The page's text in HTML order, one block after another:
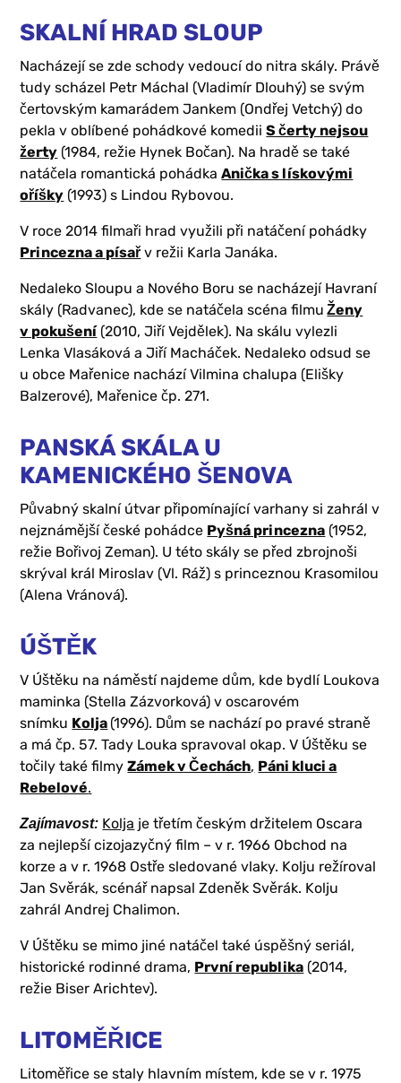
SKALNÍ HRAD SLOUP
Nacházejí se zde schody vedoucí do nitra skály. Právě
tudy scházel Petr Máchal (Vladimír Dlouhý) se svým
čertovským kamarádem Jankem (Ondřej Vetchý) do
pekla v oblíbené pohádkové komediiS čerty nejsou
žerty (1984, režie Hynek Bočan). Na hradě se také
natáčela romantická pohádkaAnička s lískovými
oříšky (1993) s Lindou Rybovou.
V roce 2014 filmaři hrad využili při natáčení pohádky
Princezna a písař v režii Karla Janáka.
Nedaleko Sloupu a Nového Boru se nacházejí Havraní
skály (Radvanec), kde se natáčela scéna filmu Ženy
v pokušení(2010, Jiří Vejdělek). Na skálu vylezli
Lenka Vlasáková a Jiří Macháček. Nedaleko odsud se
u obce Mařenice nachází Vilmina chalupa (Elišky
Balzerové), Mařenice čp. 271.
PANSKÁ SKÁLA U
KAMENICKÉHO ŠENOVA
Půvabný skalní útvar připomínající varhany si zahrál v
nejznámější české pohádce Pyšná princezna (1952,
režie Bořivoj Zeman). U této skály se před zbrojnoši
skrýval král Miroslav (Vl. Ráž) s princeznou Krasomilou
(Alena Vránová).
ÚŠTĚK
V Úštěku na náměstí najdeme dům, kde bydlí Loukova
maminka (Stella Zázvorková) v oscarovém
snímku Kolja (1996). Dům se nachází po pravé straně
a má čp. 57. Tady Louka spravoval okap. V Úštěku se
točily také filmyZámek v Čechách, Páni kluci a
Rebelové.
Zajímavost: Kolja je třetím českým držitelem Oscara
za nejlepší cizojazyčný film – v r. 1966 Obchod na
korze a v r. 1968 Ostře sledované vlaky. Kolju režíroval
Jan Svěrák, scénář napsal Zdeněk Svěrák. Kolju
zahrál Andrej Chalimon.
V Úštěku se mimo jiné natáčel také úspěšný seriál,
historické rodinné drama, První republika (2014,
režie Biser Arichtev).
LITOMĚŘICE
Litoměřice se staly hlavním místem, kde se v r. 1975